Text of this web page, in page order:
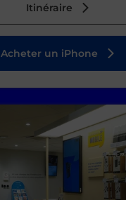
Itinéraire
Acheter un iPhone